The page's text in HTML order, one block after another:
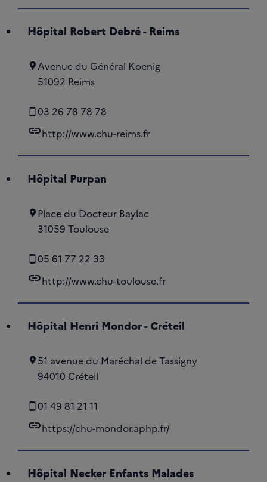
Hôpital Robert Debré - Reims
Avenue du Général Koenig
51092 Reims
03 26 78 78 78
linkhttp://www.chu-reims.fr
Hôpital Purpan
Place du Docteur Baylac
31059 Toulouse
05 61 77 22 33
linkhttp://www.chu-toulouse.fr
Hôpital Henri Mondor - Créteil
51 avenue du Maréchal de Tassigny
94010 Créteil
01 49 81 21 11
linkhttps://chu-mondor.aphp.fr/
Hôpital Necker Enfants Malades